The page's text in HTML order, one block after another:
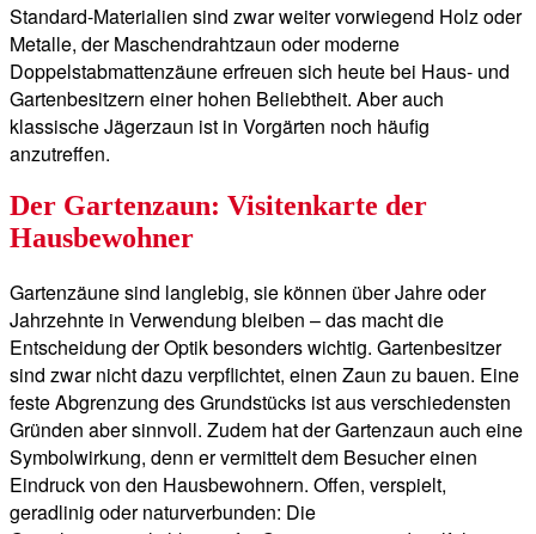
Standard-Materialien sind zwar weiter vorwiegend Holz oder
Metalle, der Maschendrahtzaun oder moderne
Doppelstabmattenzäune erfreuen sich heute bei Haus- und
Gartenbesitzern einer hohen Beliebtheit. Aber auch
klassische Jägerzaun ist in Vorgärten noch häufig
anzutreffen.
Der Gartenzaun: Visitenkarte der
Hausbewohner
Gartenzäune sind langlebig, sie können über Jahre oder
Jahrzehnte in Verwendung bleiben – das macht die
Entscheidung der Optik besonders wichtig. Gartenbesitzer
sind zwar nicht dazu verpflichtet, einen Zaun zu bauen. Eine
feste Abgrenzung des Grundstücks ist aus verschiedensten
Gründen aber sinnvoll. Zudem hat der Gartenzaun auch eine
Symbolwirkung, denn er vermittelt dem Besucher einen
Eindruck von den Hausbewohnern. Offen, verspielt,
geradlinig oder naturverbunden: Die